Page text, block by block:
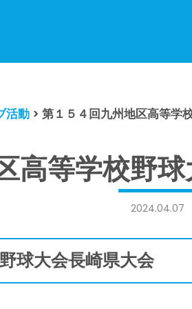
活動 > 第１５４回九州地区高等学
高等学校野
2024.04.07
球大会長崎県大会